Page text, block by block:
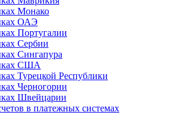
Монако
ОАЭ
Португалии
Сербии
Сингапура
США
Турецкой Республики
Черногории
Швейцарии
в платежных системах